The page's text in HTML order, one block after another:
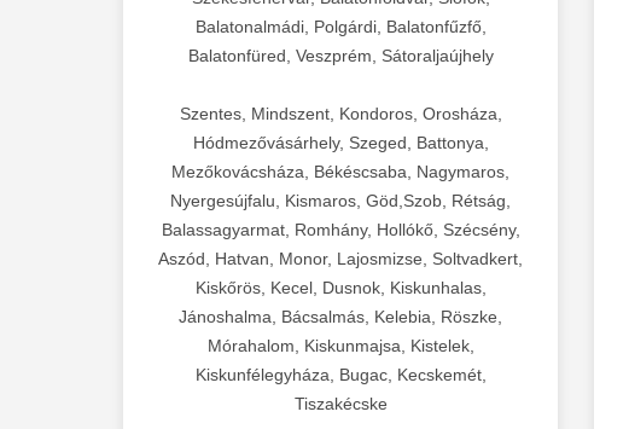
Balatonalmádi, Polgárdi, Balatonfűzfő,
Balatonfüred, Veszprém, Sátoraljaújhely
Szentes, Mindszent, Kondoros, Orosháza,
Hódmezővásárhely, Szeged, Battonya,
Mezőkovácsháza, Békéscsaba, Nagymaros,
Nyergesújfalu, Kismaros, Göd,Szob, Rétság,
Balassagyarmat, Romhány, Hollókő, Szécsény,
Aszód, Hatvan, Monor, Lajosmizse, Soltvadkert,
Kiskőrös, Kecel, Dusnok, Kiskunhalas,
Jánoshalma, Bácsalmás, Kelebia, Röszke,
Mórahalom, Kiskunmajsa, Kistelek,
Kiskunfélegyháza, Bugac, Kecskemét,
Tiszakécske